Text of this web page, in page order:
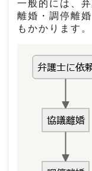
一般的には、
離婚・調停離
もかかります。